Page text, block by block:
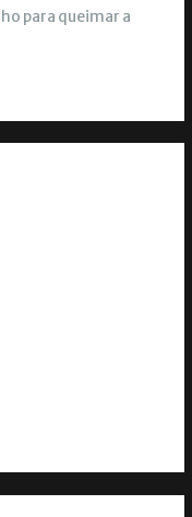
para queimar a